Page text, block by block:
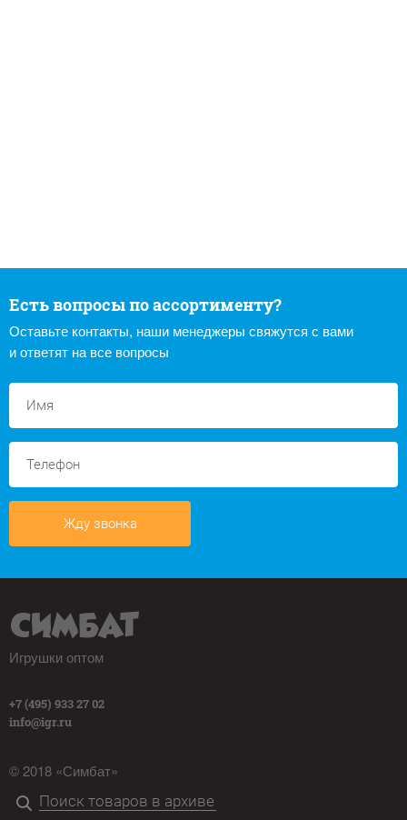
Есть вопросы по ассортименту?
Оставьте контакты, наши менеджеры свяжутся с вами
и ответят на все вопросы
Жду звонка
Игрушки оптом
+7 (495) 933 27 02
info@igr.ru
© 2018 «Симбат»